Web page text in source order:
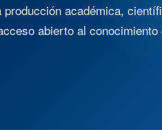
académica,
abierto al